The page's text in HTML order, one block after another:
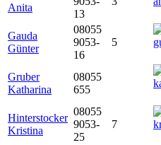
Anita
13
Gauda
Günter
08055
9053-
16
5
Gruber
Katharina
08055
655
Hinterstocker
Kristina
08055
9053-
25
7